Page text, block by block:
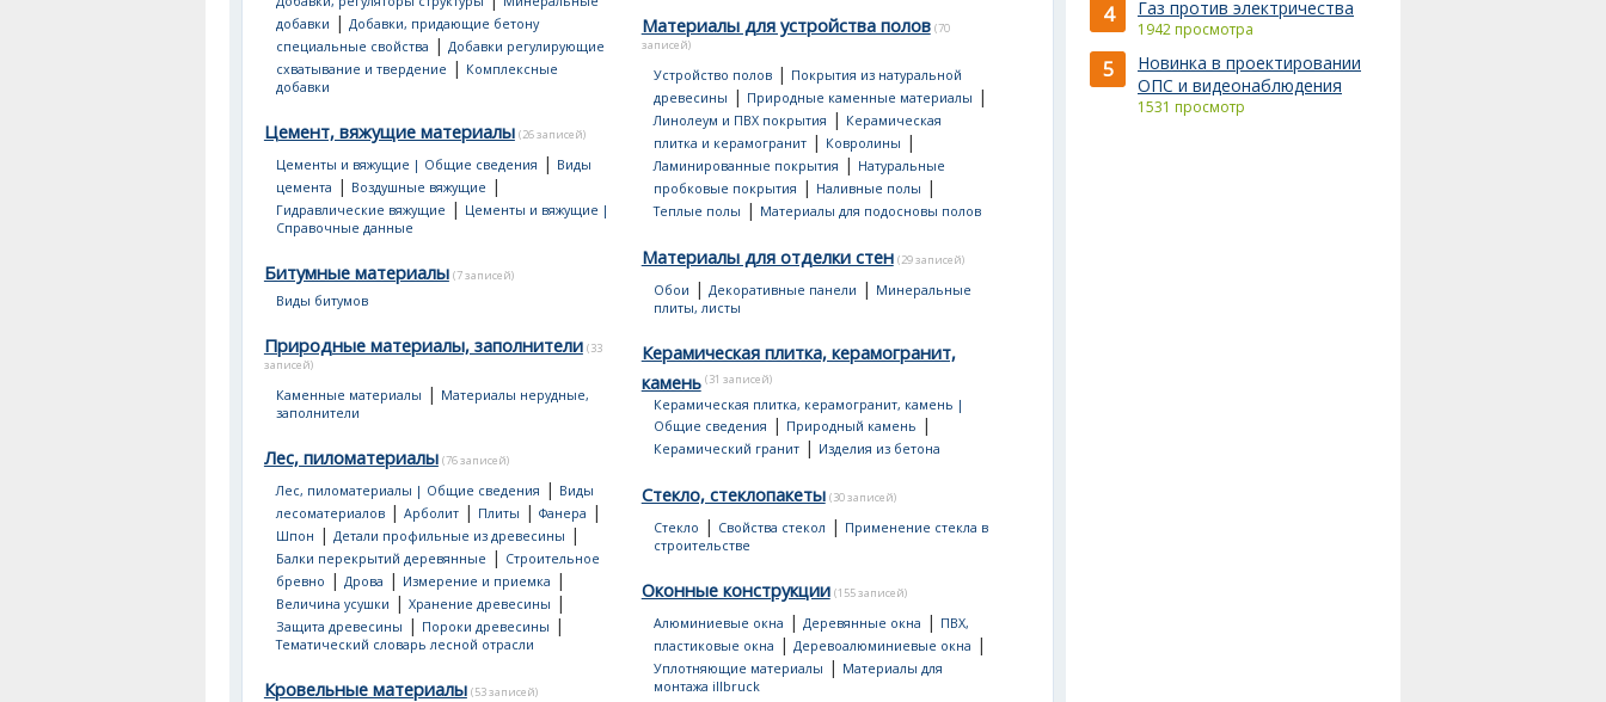
добавки | Добавки, придающие бетону
специальные свойства | Добавки регулирующие
схватывание и твердение | Комплексные
добавки
Цемент, вяжущие материалы (26 записей)
Цементы и вяжущие | Общие сведения | Виды
цемента | Воздушные вяжущие |
Гидравлические вяжущие | Цементы и вяжущие |
Справочные данные
Битумные материалы (7 записей)
Виды битумов
Природные материалы, заполнители (33
записей)
Каменные материалы | Материалы нерудные,
заполнители
Лес, пиломатериалы (76 записей)
Лес, пиломатериалы | Общие сведения | Виды
лесоматериалов| Арболит| Плиты | Фанера |
Шпон | Детали профильные из древесины |
Балки перекрытий деревянные | Строительное
бревно | Дрова | Измерение и приемка |
Величина усушки | Хранение древесины |
Защита древесины | Пороки древесины |
Тематический словарь лесной отрасли
Кровельные материалы (53 записей)
Материалы для устройства полов (70
записей)
Устройство полов| Покрытия из натуральной
древесины | Природные каменные материалы |
Линолеум и ПВХ покрытия | Керамическая
плитка и керамогранит| Ковролины |
Ламинированные покрытия | Натуральные
пробковые покрытия | Наливные полы |
Теплые полы | Материалы для подосновы полов
Материалы для отделки стен (29 записей)
Обои | Декоративные панели | Минеральные
плиты, листы
Керамическая плитка, керамогранит,
камень (31 записей)
Керамическая плитка, керамогранит, камень |
Общие сведения | Природный камень |
Керамический гранит| Изделия из бетона
Стекло, стеклопакеты (30 записей)
Стекло | Свойства стекол | Применение стекла в
строительстве
Оконные конструкции (155 записей)
Алюминиевые окна | Деревянные окна | ПВХ,
пластиковые окна | Деревоалюминиевые окна |
Уплотняющие материалы | Материалы для
монтажа illbruck
4 Газ против электричества
1942 просмотра
5
Новинка в проектировании
ОПС и видеонаблюдения
1531 просмотр